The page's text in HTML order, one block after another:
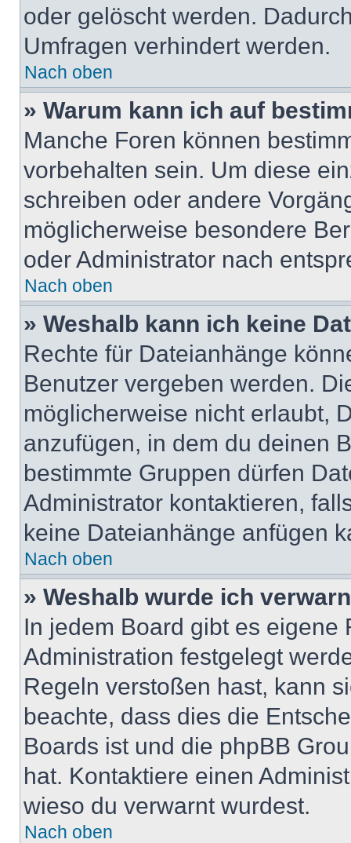
oder gelöscht werden.
Umfragen verhindert werden.
Nach oben
» Warum kann ich auf
Manche Foren können
vorbehalten sein. Um diese
schreiben oder andere
möglicherweise besondere
oder Administrator nach
Nach oben
» Weshalb kann ich keine
Rechte für Dateianhänge
Benutzer vergeben werden.
möglicherweise nicht erlaubt,
anzufügen, in dem du deinen
bestimmte Gruppen dürfen
Administrator kontaktieren,
keine Dateianhänge anfügen
Nach oben
» Weshalb wurde ich
In jedem Board gibt es
Administration festgelegt
Regeln verstoßen hast, kann
beachte, dass dies die
Boards ist und die phpBB
hat. Kontaktiere einen
wieso du verwarnt wurdest.
Nach oben